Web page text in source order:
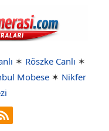
✶ Röszke Canlı ✶
Mobese ✶ Nikfer